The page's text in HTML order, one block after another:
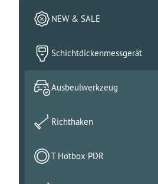
NEW & SALE
Schichtdickenmessgerät
Ausbeulwerkzeug
Richthaken
T Hotbox PDR